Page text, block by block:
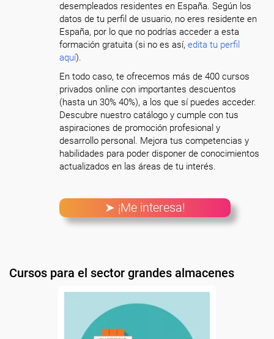
desempleados residentes en España. Según los
datos de tu perfil de usuario, no eres residente en
España, por lo que no podrías acceder a esta
formación gratuita (si no es así,edita tu perfil
aquí).
En todo caso, te ofrecemos más de 400 cursos
privados online con importantes descuentos
(hasta un 30% 40%), a los que sí puedes acceder.
Descubre nuestro catálogo y cumple con tus
aspiraciones de promoción profesional y
desarrollo personal. Mejora tus competencias y
habilidades para poder disponer de conocimientos
actualizados en las áreas de tu interés.
➤ ¡Me interesa!
Cursos para el sector grandes almacenes